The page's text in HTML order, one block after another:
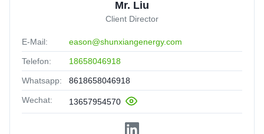
Mr. Liu
Client Director
E-Mail: eason@shunxiangenergy.com
Telefon: 18658046918
Whatsapp: 8618658046918
Wechat: 13657954570